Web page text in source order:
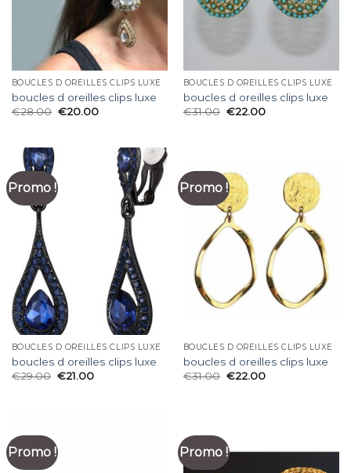
BOUCLES D OREILLES CLIPS LUXE
boucles d oreilles clips luxe
€28.00 €20.00
BOUCLES D OREILLES CLIPS LUXE
boucles d oreilles clips luxe
€31.00 €22.00
Promo !
BOUCLES D OREILLES CLIPS LUXE
boucles d oreilles clips luxe
€29.00 €21.00
Promo !
BOUCLES D OREILLES CLIPS LUXE
boucles d oreilles clips luxe
€31.00 €22.00
Promo ! Promo !